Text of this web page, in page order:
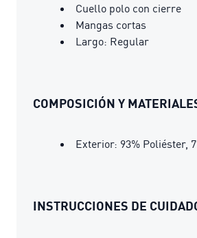
Cuello polo con cierre
Mangas cortas
Largo: Regular
COMPOSICIÓN Y
Exterior: 93% Poliéster,
INSTRUCCIONES DE